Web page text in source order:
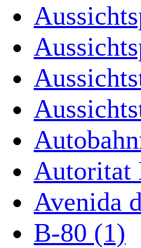
Autoritat
Avenida
B-80 (1)